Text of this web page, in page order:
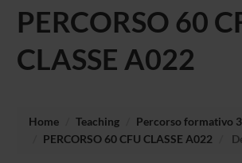
PERCORSO 60
CLASSE A022
Home Teaching
Percorso formativo
PERCORSO 60 CFU CLASSE A022